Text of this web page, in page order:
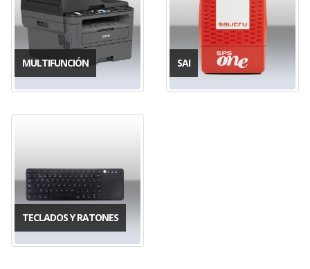
MULTIFUNCIÓN SAI
TECLADOS Y RATONES